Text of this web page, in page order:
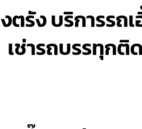
ตรัง บริการรถ
เช่ารถบรรทุกติ